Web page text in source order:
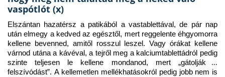
vaspótlót (x)
Elszántan hazatérsz a patikából a vastablettával, de pár nap
után elmegy a kedved az egésztől, mert reggelente éhgyomorra
kellene bevenned, amitől rosszul leszel. Vagy órákat kellene
várnod utána a kávéval, a tejről meg a kalciumtablettádról pedig
szinte teljesen le kellene mondanod, mert „gátolják a
felszívódást”. A kellemetlen mellékhatásokról pedig jobb nem is